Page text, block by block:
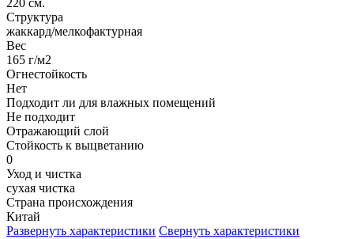
220 см.
Структура
жаккард/мелкофактурная
Вес
165 г/м2
Огнестойкость
Нет
Подходит ли для влажных помещений
Не подходит
Отражающий слой
Стойкость к выцветанию
0
Уход и чистка
сухая чистка
Страна происхождения
Китай
Развернуть характеристики Свернуть характеристики